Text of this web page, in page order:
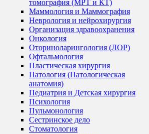
томография (МРТ и КТ)
Маммология и Маммография
Неврология и нейрохирургия
Организация здравоохранения
Онкология
Оториноларингология (ЛОР)
Офтальмология
Пластическая хирургия
Патология (Патологическая
анатомия)
Педиатрия и Детская хирургия
Психология
Пульмонология
Сестринское дело
Стоматология